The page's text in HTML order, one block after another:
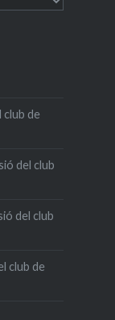
club de
del club
del club
club de